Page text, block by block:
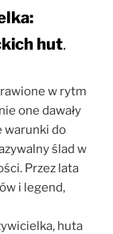
hut.
w rytm
one dawały
warunki do
ślad w
Przez lata
i legend,
huta